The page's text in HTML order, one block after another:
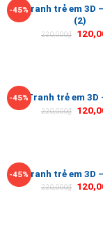
-45%Tranh trẻ em 3D
(2)
220,000₫
-45%Tranh trẻ em 3D
220,000₫
-45%Tranh trẻ em 3D
220,000₫